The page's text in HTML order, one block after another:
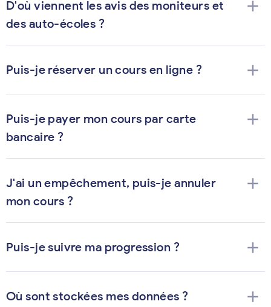
D'où viennent les avis des moniteurs et
des auto-écoles ?
add
Puis-je réserver un cours en ligne ? add
Puis-je payer mon cours par carte
bancaire ?
add
J'ai un empêchement, puis-je annuler
mon cours ?
add
Puis-je suivre ma progression ? add
Où sont stockées mes données ? add